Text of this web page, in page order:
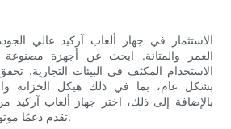
الاستثمار في جهاز ألعاب آركيد عالي
العمر والمتانة. ابحث عن أجهزة
الاستخدام المكثف في البيئات التجارية.
بشكل عام، بما في ذلك هيكل الخزانة
بالإضافة إلى ذلك، اختر جهاز ألعاب
تقدم دعمًا موثوقًا للعملاء وتغطية ضمان.